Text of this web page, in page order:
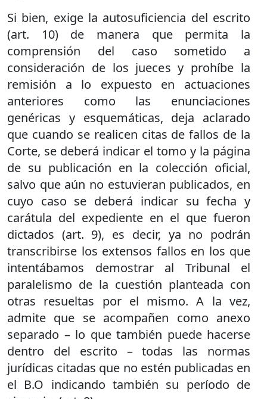
Si bien, exige la autosuficiencia del escrito
(art. 10) de manera que permita la
comprensión del caso sometido a
consideración de los jueces y prohíbe la
remisión a lo expuesto en actuaciones
anteriores como las enunciaciones
genéricas y esquemáticas, deja aclarado
que cuando se realicen citas de fallos de la
Corte, se deberá indicar el tomo y la página
de su publicación en la colección oficial,
salvo que aún no estuvieran publicados, en
cuyo caso se deberá indicar su fecha y
carátula del expediente en el que fueron
dictados (art. 9), es decir, ya no podrán
transcribirse los extensos fallos en los que
intentábamos demostrar al Tribunal el
paralelismo de la cuestión planteada con
otras resueltas por el mismo. A la vez,
admite que se acompañen como anexo
separado – lo que también puede hacerse
dentro del escrito – todas las normas
jurídicas citadas que no estén publicadas en
el B.O indicando también su período de